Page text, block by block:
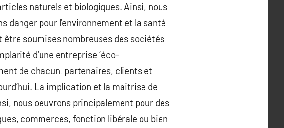
naturels et biologiques. Ainsi, nous
danger pour l’environnement et la santé
être soumises nombreuses des sociétés
d’une entreprise “éco-
de chacun, partenaires, clients et
La implication et la maitrise de
nous oeuvrons principalement pour des
commerces, fonction libérale ou bien